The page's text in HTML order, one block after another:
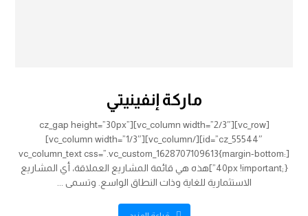
ماركة إنفينيتي
[vc_row][vc_column width=”2/3″][cz_gap height=”30px”
id=”cz_55544″][/vc_column][vc_column width=”1/3″]
[vc_column_text css=”.vc_custom_1628707109613{margin-bottom:
40px !important;}”]هذه هي قائمة المشاريع العملاقة، أي المشاريع
الاستثمارية للغاية وذات النطاق الواسع. وتسمى ...